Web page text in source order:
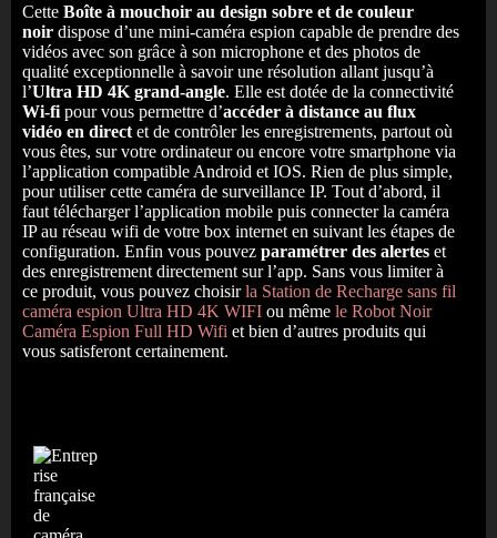
Cette Boîte à mouchoir au design sobre et de couleur
noir dispose d’une mini-caméra espion capable de prendre des
vidéos avec son grâce à son microphone et des photos de
qualité exceptionnelle à savoir une résolution allant jusqu’à
l’Ultra HD 4K grand-angle. Elle est dotée de la connectivité
Wi-fi pour vous permettre d’accéder à distance au flux
vidéo en direct et de contrôler les enregistrements, partout où
vous êtes, sur votre ordinateur ou encore votre smartphone via
l’application compatible Android et IOS. Rien de plus simple,
pour utiliser cette caméra de surveillance IP. Tout d’abord, il
faut télécharger l’application mobile puis connecter la caméra
IP au réseau wifi de votre box internet en suivant les étapes de
configuration. Enfin vous pouvez paramétrer des alertes et
des enregistrement directement sur l’app. Sans vous limiter à
ce produit, vous pouvez choisirla Station de Recharge sans fil
caméra espion Ultra HD 4K WIFI ou même le Robot Noir
Caméra Espion Full HD Wifi et bien d’autres produits qui
vous satisferont certainement.